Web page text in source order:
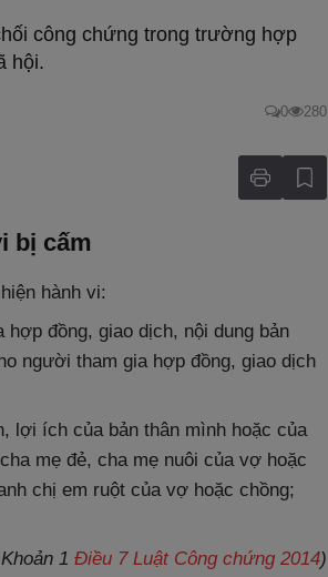
công chứng trong trường hợp
hội.
0 280
bị cấm
hành vi:
đồng, giao dịch, nội dung bản
người tham gia hợp đồng, giao dịch
lợi ích của bản thân mình hoặc của
mẹ đẻ, cha mẹ nuôi của vợ hoặc
chị em ruột của vợ hoặc chồng;
1 Điều 7 Luật Công chứng 2014)